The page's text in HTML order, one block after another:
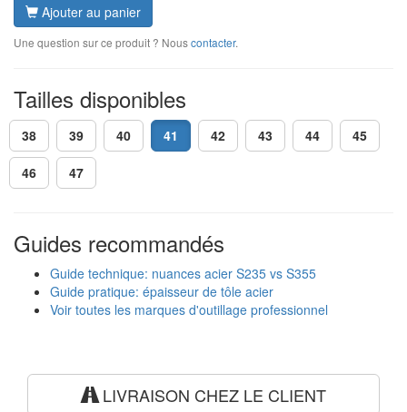
Ajouter au panier
Une question sur ce produit ? Nouscontacter.
Tailles disponibles
38 39 40 41 42 43 44 45
46 47
Guides recommandés
Guide technique: nuances acier S235 vs S355
Guide pratique: épaisseur de tôle acier
Voir toutes les marques d'outillage professionnel
LIVRAISON CHEZ LE CLIENT